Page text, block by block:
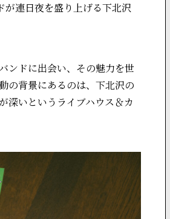
が連日夜を盛り上げる下北沢
ンドに出会い、その魅力を世
の背景にあるのは、下北沢の
深いというライブハウス＆カ